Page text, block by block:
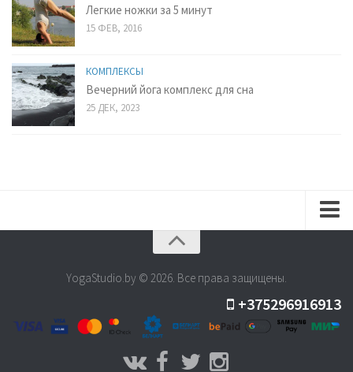
Легкие ножки за 5 минут
15 ФЕВ, 2016
КОМПЛЕКСЫ
Вечерний йога комплекс для сна
25 ДЕК, 2023
Семинары
Видеокурсы
YogaStudio.by © 2026. Все права защищены.
+375296916913